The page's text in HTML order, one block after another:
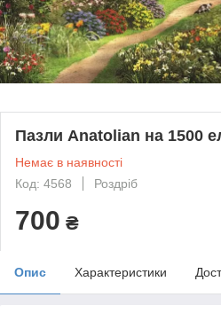
Пазли Anatolian на 1500
Немає в наявності
Код: 4568
Роздріб
700 ₴
Опис Характеристики